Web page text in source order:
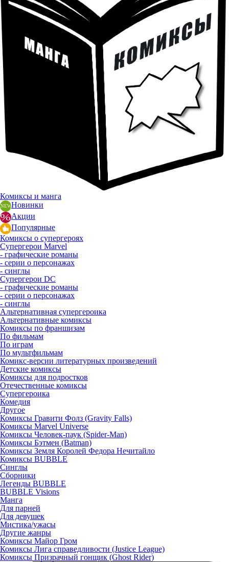
Комиксы и манга
Новинки
Акции
Популярные
Комиксы о супергероях
Супергерои Marvel
- графические романы
- серии о персонажах
- синглы
Супергерои DC
- графические романы
- серии о персонажах
- синглы
Альтернативная супергероика
Альтернативные комиксы
Комиксы по франшизам
По фильмам
По играм
По мультфильмам
Комикс-версии литературных произведений
Детские комиксы
Комиксы для подростков
Отечественные комиксы
Супергероика
Комедия
Другое
Комиксы Гравити Фолз (Gravity Falls)
Комиксы Marvel Universe
Комиксы Человек-паук (Spider-Man)
Комиксы Бэтмен (Batman)
Комиксы Земля Королей Федора Нечитайло
Комиксы BUBBLE
Синглы
Сборники
Легенды BUBBLE
BUBBLE Visions
Манга
Для парней
Для девушек
Мистика/ужасы
Другие жанры
Комиксы Майор Гром
Комиксы Лига справедливости (Justice League)
Комиксы Призрачный гонщик (Ghost Rider)